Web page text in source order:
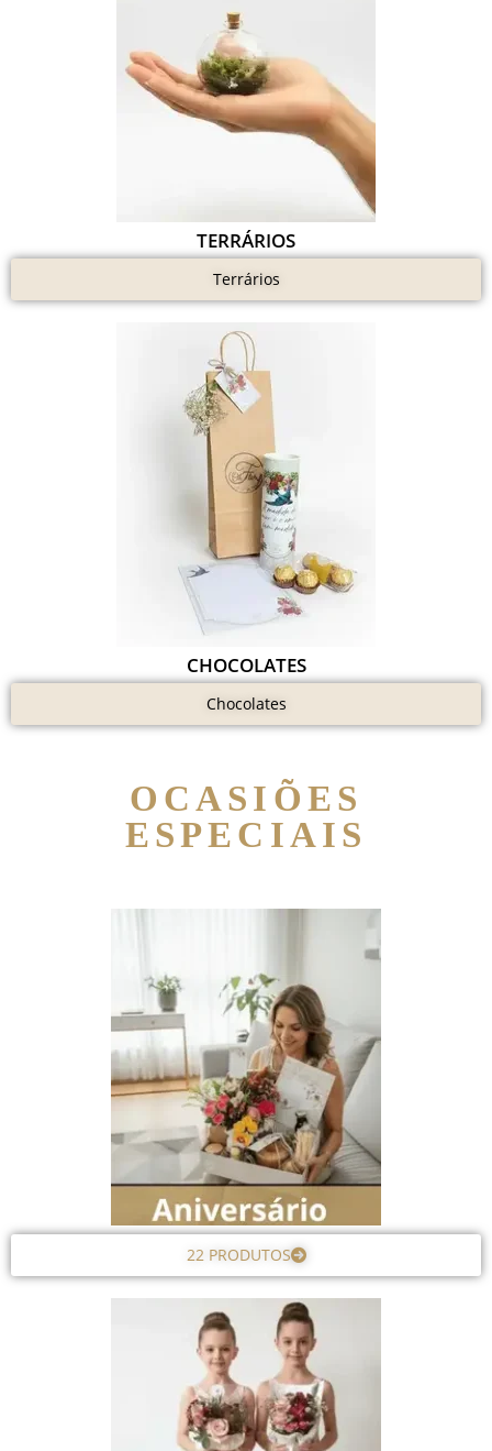
TERRÁRIOS
Terrários
CHOCOLATES
Chocolates
OCASIÕES
ESPECIAIS
22 PRODUTOS